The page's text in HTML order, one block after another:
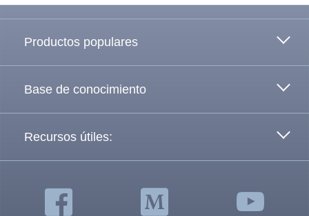
Productos populares
Base de conocimiento
Recursos útiles: